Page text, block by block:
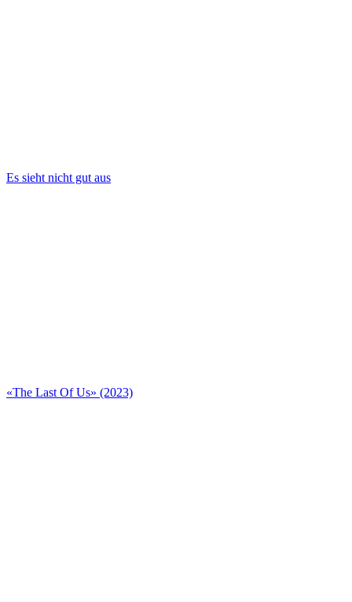
Es sieht nicht gut aus
«The Last Of Us» (2023)